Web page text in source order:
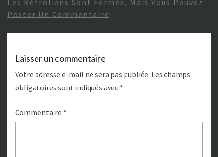
Les Rétroliens Sont Fermés, Mais Vous Pouvez
Poster Un Commentaire .
Laisser un commentaire
Votre adresse e-mail ne sera pas publiée. Les champs
obligatoires sont indiqués avec *
Commentaire *